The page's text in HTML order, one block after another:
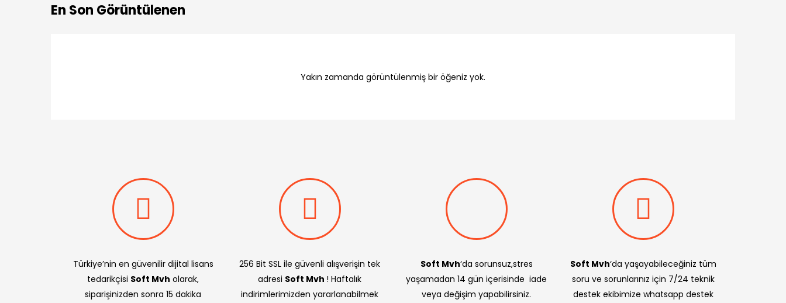
En Son Görüntülenen
Yakın zamanda görüntülenmiş bir öğeniz yok.
Türkiye’nin en güvenilir dijital lisans
tedarikçisi Soft Mvh olarak,
siparişinizden sonra 15 dakika
256 Bit SSL ile güvenli alışverişin tek
adresi Soft Mvh ! Haftalık
indirimlerimizden yararlanabilmek
Soft Mvh‘da sorunsuz,stres
yaşamadan 14 gün içerisinde iade
veya değişim yapabilirsiniz.
Soft Mvh‘da yaşayabileceğiniz tüm
soru ve sorunlarınız için 7/24 teknik
destek ekibimize whatsapp destek